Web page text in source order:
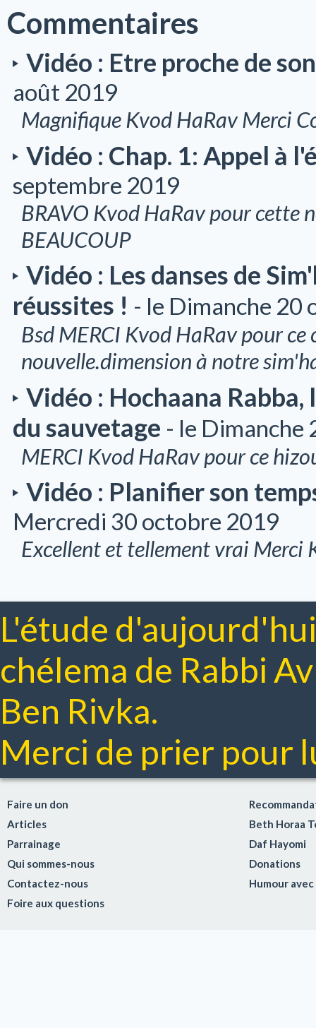
Commentaires
Vidéo : Etre proche de
août 2019
Magnifique Kvod HaRav Merci
Vidéo : Chap. 1: Appel à
septembre 2019
BRAVO Kvod HaRav pour
BEAUCOUP
Vidéo : Les danses de
réussites ! - le Dimanche 20
Bsd MERCI Kvod HaRav pour
nouvelle.dimension à notre
Vidéo : Hochaana
du sauvetage - le Dimanche
MERCI Kvod HaRav pour ce
Vidéo : Planifier son
Mercredi 30 octobre 2019
Excellent et tellement vrai Merci
L'étude
chélema de Rabbi
Ben Rivka.
Merci de prier pour
Faire un don
Articles
Parrainage
Qui sommes-nous
Contactez-nous
Foire aux questions
Beth Horaa
Daf Hayomi
Donations
Humour